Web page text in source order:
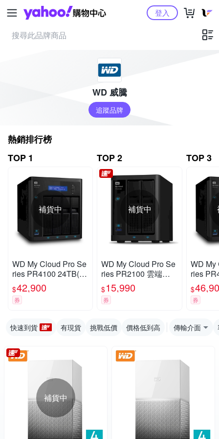
Yahoo購物中心登入
WD 威騰
追蹤品牌
熱銷排行榜
TOP 1
補貨中
WD My Cloud Pro Se
ries PR4100 24TB(6T
Bx4) 3.5吋 雲端儲存
系統
$42,900
券
TOP 2
補貨中
WD My Cloud Pro Se
ries PR2100 雲端儲
存系統
$15,990
券
TOP 3
WD My
ries
Bx4)
系統
$
券
快速到貨 有現貨 挑戰低價 價格低到高 傳輸介面
補貨中